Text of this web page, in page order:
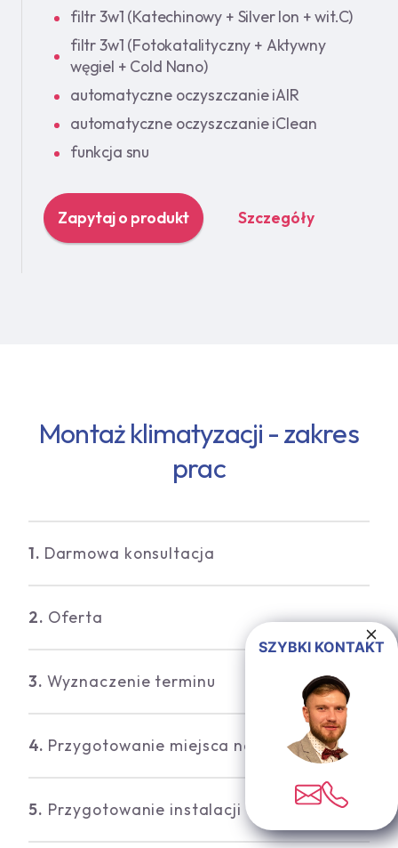
filtr 3w1 (Katechinowy + Silver Ion + wit.C)
filtr 3w1 (Fotokatalityczny + Aktywny
węgiel + Cold Nano)
automatyczne oczyszczanie iAIR
automatyczne oczyszczanie iClean
funkcja snu
Zapytaj o produkt Szczegóły
Montaż klimatyzacji - zakres
prac
1. Darmowa konsultacja
2. Oferta
3. Wyznaczenie terminu
4. Przygotowanie miejsca na montaż
5. Przygotowanie instalacji
SZYBKI KONTAKT